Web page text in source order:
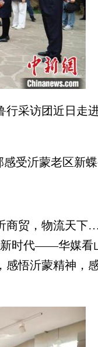
采访团近日走进
受沂蒙老区新
商贸，物流天
新时代——华媒看
感悟沂蒙精神，